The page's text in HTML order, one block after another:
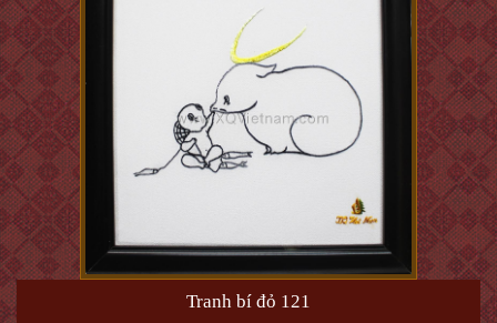
Tranh bí đỏ 121